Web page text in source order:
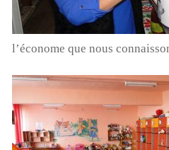
l’économe que nous